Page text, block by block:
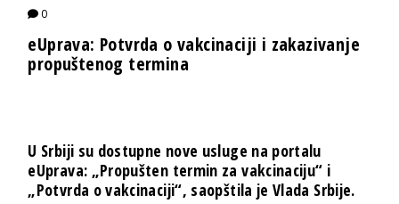
0
eUprava: Potvrda o vakcinaciji i zakazivanje
propuštenog termina
U Srbiji su dostupne nove usluge na portalu
eUprava: „Propušten termin za vakcinaciju“ i
„Potvrda o vakcinaciji“, saopštila je Vlada Srbije.